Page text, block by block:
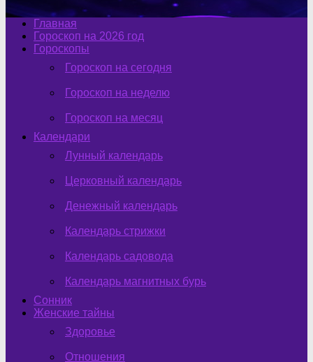
Главная
Гороскоп на 2026 год
Гороскопы
Гороскоп на сегодня
Гороскоп на неделю
Гороскоп на месяц
Календари
Лунный календарь
Церковный календарь
Денежный календарь
Календарь стрижки
Календарь садовода
Календарь магнитных бурь
Сонник
Женские тайны
Здоровье
Отношения